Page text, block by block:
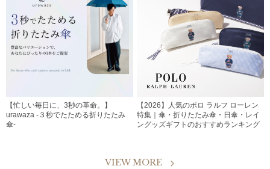
【忙しい毎日に、3秒の革命。】
urawaza -３秒でたためる折りたたみ
傘-
【2026】人気のポロ ラルフ ローレン
特集｜傘・折りたたみ傘・日傘・レイ
ングッズギフトのおすすめランキング
VIEW MORE